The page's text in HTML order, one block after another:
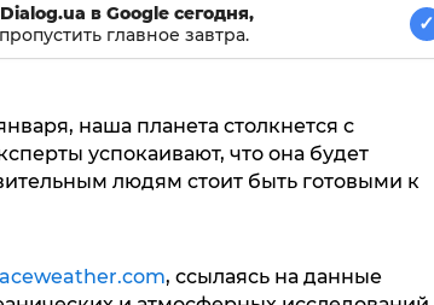
в Google сегодня,
главное завтра.
✓
наша планета столкнется с
успокаивают, что она будет
людям стоит быть готовыми к
, ссылаясь на данные